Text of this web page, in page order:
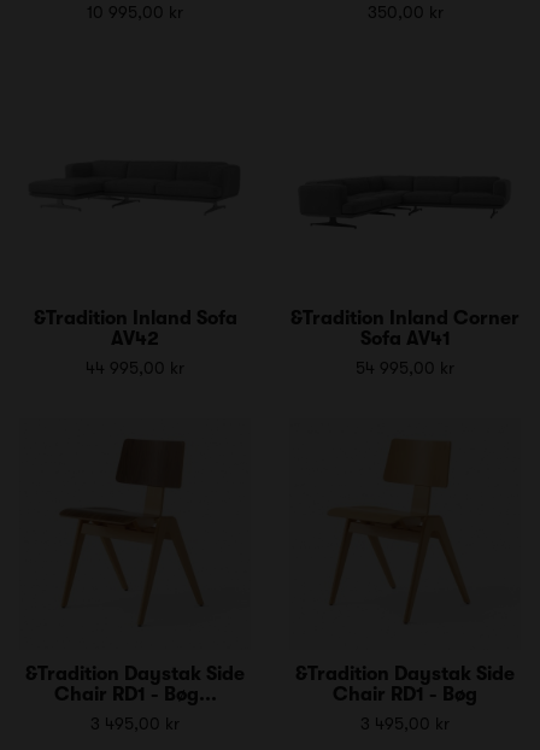
10 995,00 kr 350,00 kr
&Tradition Inland Sofa
AV42
44 995,00 kr
&Tradition Inland Corner
Sofa AV41
54 995,00 kr
&Tradition Daystak Side
Chair RD1 - Bøg...
3 495,00 kr
&Tradition Daystak Side
Chair RD1 - Bøg
3 495,00 kr